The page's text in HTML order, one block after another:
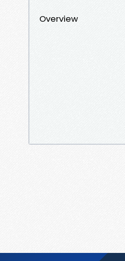
Overview